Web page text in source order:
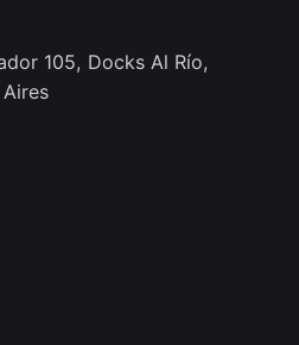
105, Docks Al Río,